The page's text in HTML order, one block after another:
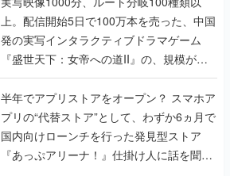
上。配信開始5日で100万本を売った、中国
発の実写インタラクティブドラマゲーム
『盛世天下：女帝への道II』の、規模が違
うこだわりをプロデューサーに聞いた
半年でアプリストアをオープン？ スマホア
プリの“代替ストア”として、わずか6ヵ月で
国内向けローンチを行った発見型ストア
『あっぷアリーナ！』仕掛け人に話を聞い